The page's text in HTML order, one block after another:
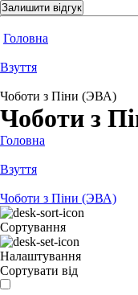
Залишити відгук
Головна
Взуття
Чоботи з Піни (ЭВА)
Чоботи з
Головна
Взуття
Чоботи з Піни (ЭВА)
Сортування
Налаштування
Сортувати від